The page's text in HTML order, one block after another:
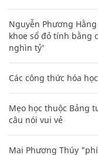
Nguyễn Phương
khoe sổ đỏ tính bằng
nghìn tỷ'
Các công thức hóa
Mẹo học thuộc Bảng
câu nói vui vẻ
Mai Phương Thúy